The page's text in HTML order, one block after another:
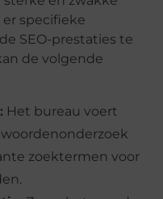
specifieke
SEO-prestaties te
de volgende
Het bureau voert
zoektermen voor